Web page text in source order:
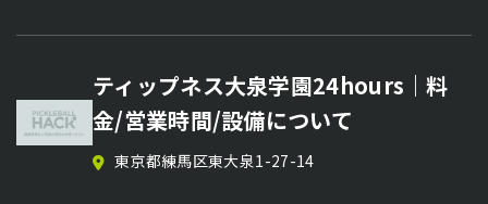
ティップネス大泉学園24hours｜料
金/営業時間/設備について
東京都練馬区東大泉1-27-14
ピックルボールコーチ【宮﨑裕樹】の
個別レッスン
関東近県
MASAHIRO’s CUP Presented by
ピックルボールサークル【parry
stance】のメンバー募集